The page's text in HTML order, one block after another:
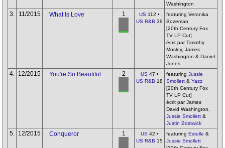
Washington
3. 11/2015 What Is Love 1 US 112 •
US R&B 39
featuring Veronika
Bozeman
[20th Century Fox
TV LP Cut]
écrit par Timothy
Mosley, James
Washington & Daniel
Jones
4. 12/2015 You're So Beautiful 2 US47 •
US R&B 18
featuring Jussie
Smollett & Yazz
[20th Century Fox
TV LP Cut]
écrit par James
David Washington,
Jussie Smollett &
Justin Bostwick
5. 12/2015 Conqueror 1 US42 •
US R&B 15
featuring Estelle &
Jussie Smollett